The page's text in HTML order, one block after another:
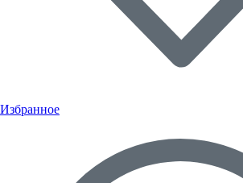
Избранное